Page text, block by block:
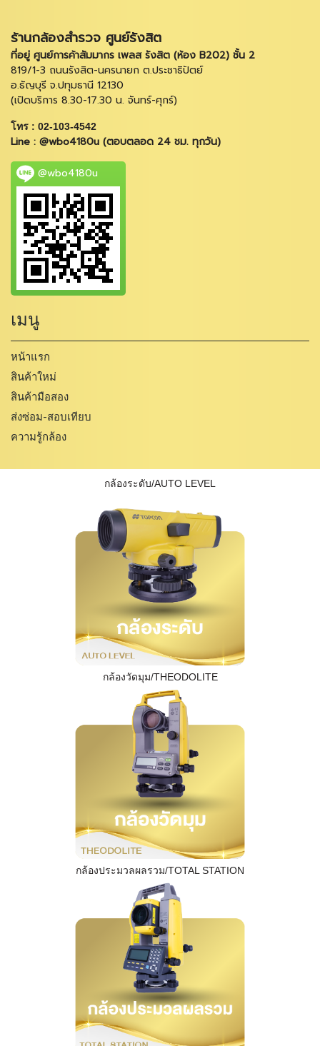
ร้านกล้องสำรวจ ศูนย์รังสิต
ที่อยู่ ศูนย์การค้าสัมมากร เพลส รังสิต (ห้อง B202) ชั้น 2
819/1-3 ถนนรังสิต-นครนายก ต.ประชาธิปัตย์
อ.ธัญบุรี จ.ปทุมธานี 12130
(เปิดบริการ 8.30-17.30 น. จันทร์-ศุกร์)
โทร : 02-103-4542
Line : @wbo4180u (ตอบตลอด 24 ชม. ทุกวัน)
@wbo4180u
เมนู
หน้าแรก
สินค้าใหม่
สินค้ามือสอง
ส่งซ่อม-สอบเทียบ
ความรู้กล้อง
กล้องระดับ/AUTO LEVEL
กล้องวัดมุม/THEODOLITE
กล้องประมวลผลรวม/TOTAL STATION